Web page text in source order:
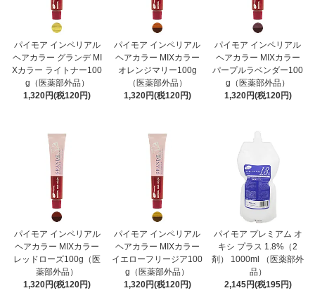
パイモア インペリアル
ヘアカラー グランデ MI
Xカラー ライトナー100
g（医薬部外品）
1,320円(税120円)
パイモア インペリアル
ヘアカラー MIXカラー
オレンジマリー100g
（医薬部外品）
1,320円(税120円)
パイモア インペリアル
ヘアカラー MIXカラー
パープルラベンダー100
g（医薬部外品）
1,320円(税120円)
パイモア インペリアル
ヘアカラー MIXカラー
レッドローズ100g（医
薬部外品）
1,320円(税120円)
パイモア インペリアル
ヘアカラー MIXカラー
イエローフリージア100
g（医薬部外品）
1,320円(税120円)
パイモア プレミアム オ
キシ プラス 1.8%（2
剤） 1000ml （医薬部外
品）
2,145円(税195円)